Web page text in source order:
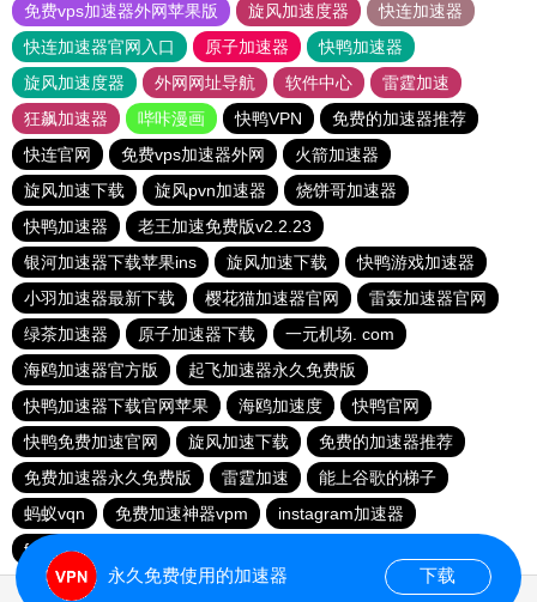
免费vps加速器外网苹果版
旋风加速度器
快连加速器
快连加速器官网入口
原子加速器
快鸭加速器
旋风加速度器
外网网址导航 软件中心
雷霆加速
狂飙加速器
哔咔漫画 快鸭VPN
免费的加速器推荐
快连官网
免费vps加速器外网
火箭加速器
旋风加速下载
旋风pvn加速器
烧饼哥加速器
快鸭加速器
老王加速免费版v2.2.23
银河加速器下载苹果ins
旋风加速下载
快鸭游戏加速器
小羽加速器最新下载
樱花猫加速器官网
雷轰加速器官网
绿茶加速器
原子加速器下载
一元机场. com
海鸥加速器官方版
起飞加速器永久免费版
快鸭加速器下载官网苹果
海鸥加速度
快鸭官网
快鸭免费加速官网
旋风加速下载
免费的加速器推荐
免费加速器永久免费版
雷霆加速
能上谷歌的梯子
蚂蚁vqn
免费加速神器vpm
instagram加速器
fy66加速器
永久免费使用的加速器 下载